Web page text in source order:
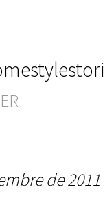
de 2011